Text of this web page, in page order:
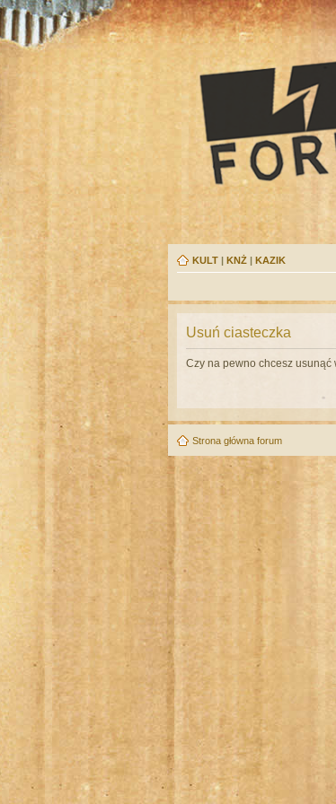
KULT | KNŻ | KAZIK
Usuń ciasteczka
Czy na pewno chcesz usunąć
Strona główna forum